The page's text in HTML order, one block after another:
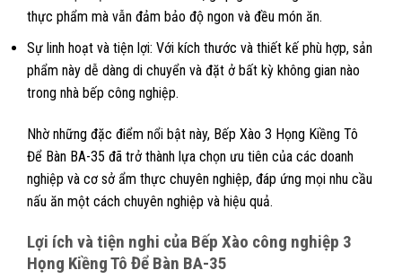
thực phẩm mà vẫn đảm bảo độ ngon và đều món ăn.
Sự linh hoạt và tiện lợi: Với kích thước và thiết kế phù hợp, sản
phẩm này dễ dàng di chuyển và đặt ở bất kỳ không gian nào
trong nhà bếp công nghiệp.
Nhờ những đặc điểm nổi bật này, Bếp Xào 3 Họng Kiềng Tô
Để Bàn BA-35 đã trở thành lựa chọn ưu tiên của các doanh
nghiệp và cơ sở ẩm thực chuyên nghiệp, đáp ứng mọi nhu cầu
nấu ăn một cách chuyên nghiệp và hiệu quả.
Lợi ích và tiện nghi của Bếp Xào công nghiệp 3
Họng Kiềng Tô Để Bàn BA-35